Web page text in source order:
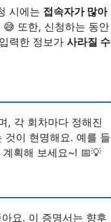
시에는 접속자가 많아
또한, 신청하는 동안
력한 정보가 사라질 수
, 각 회차마다 정해진
것이 현명해요. 예를 들
획해 보세요~! 📅💡
요. 이 증명서는 향후